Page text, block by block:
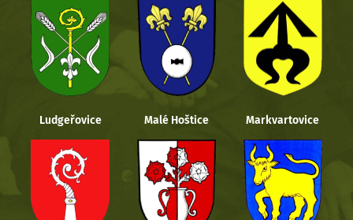
Ludgeřovice Malé Hoštice Markvartovice